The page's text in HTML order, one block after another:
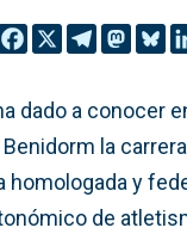
dado a conocer
la carrera
homologada y
de